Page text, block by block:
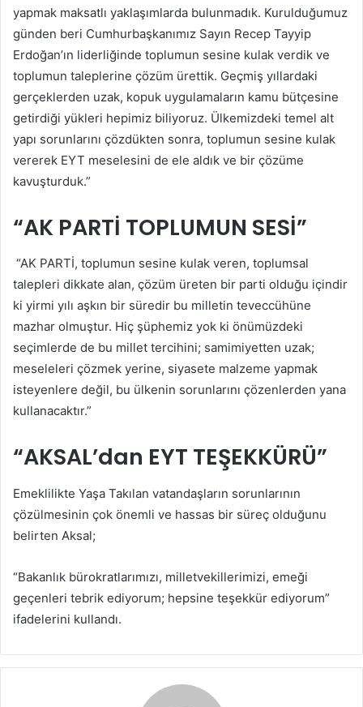
yapmak maksatlı yaklaşımlarda bulunmadık. Kurulduğumuz
günden beri Cumhurbaşkanımız Sayın Recep Tayyip
Erdoğan’ın liderliğinde toplumun sesine kulak verdik ve
toplumun taleplerine çözüm ürettik. Geçmiş yıllardaki
gerçeklerden uzak, kopuk uygulamaların kamu bütçesine
getirdiği yükleri hepimiz biliyoruz. Ülkemizdeki temel alt
yapı sorunlarını çözdükten sonra, toplumun sesine kulak
vererek EYT meselesini de ele aldık ve bir çözüme
kavuşturduk.”
“AK PARTİ TOPLUMUN SESİ”
“AK PARTİ, toplumun sesine kulak veren, toplumsal
talepleri dikkate alan, çözüm üreten bir parti olduğu içindir
ki yirmi yılı aşkın bir süredir bu milletin teveccühüne
mazhar olmuştur. Hiç şüphemiz yok ki önümüzdeki
seçimlerde de bu millet tercihini; samimiyetten uzak;
meseleleri çözmek yerine, siyasete malzeme yapmak
isteyenlere değil, bu ülkenin sorunlarını çözenlerden yana
kullanacaktır.”
“AKSAL’dan EYT TEŞEKKÜRÜ”
Emeklilikte Yaşa Takılan vatandaşların sorunlarının
çözülmesinin çok önemli ve hassas bir süreç olduğunu
belirten Aksal;
“Bakanlık bürokratlarımızı, milletvekillerimizi, emeği
geçenleri tebrik ediyorum; hepsine teşekkür ediyorum”
ifadelerini kullandı.